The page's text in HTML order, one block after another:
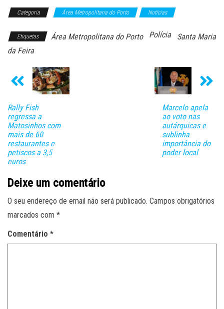
Categoria Área Metropolitana do Porto Notícias
Etiquetas Área Metropolitana do Porto Polícia
Santa Maria
da Feira
Rally Fish
regressa a
Matosinhos com
mais de 60
restaurantes e
petiscos a 3,5
euros
Marcelo apela
ao voto nas
autárquicas e
sublinha
importância do
poder local
Deixe um comentário
O seu endereço de email não será publicado. Campos obrigatórios
marcados com *
Comentário *